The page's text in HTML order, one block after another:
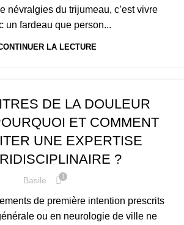
névralgies du trijumeau, c’est vivre
un fardeau que person...
LA LECTURE
DE LA DOULEUR
ET COMMENT
UNE EXPERTISE
?
Basile 1
de première intention prescrits
ou en neurologie de ville ne